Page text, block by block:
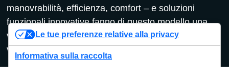
manovrabilità, efficienza, comfort – e soluzioni
funzionali innovative fanno di questo modello una
vera e propria “auto da corsa” dei mari. Per vivere la
vita in mare come mai prima d’ora.
Le tue preferenze relative alla privacy
Informativa sulla raccolta